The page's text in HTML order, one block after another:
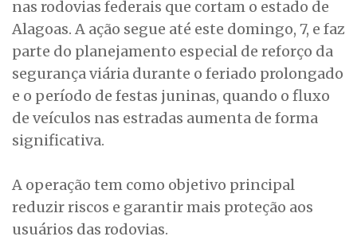
nas rodovias federais que cortam o estado de
Alagoas. A ação segue até este domingo, 7, e faz
parte do planejamento especial de reforço da
segurança viária durante o feriado prolongado
e o período de festas juninas, quando o fluxo
de veículos nas estradas aumenta de forma
significativa.
A operação tem como objetivo principal
reduzir riscos e garantir mais proteção aos
usuários das rodovias.